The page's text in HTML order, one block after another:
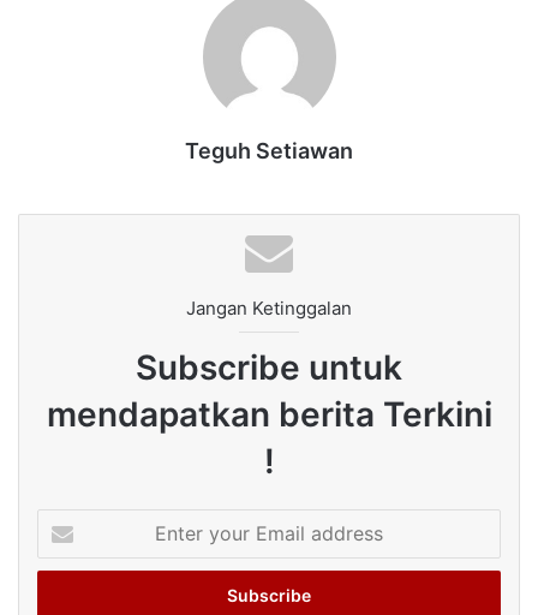
Teguh Setiawan
Jangan Ketinggalan
Subscribe untuk
mendapatkan berita Terkini
!
your
Email